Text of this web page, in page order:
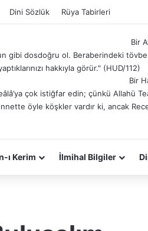
Dini Sözlük Rüya Tabirleri
Bir
gibi dosdoğru ol. Beraberindeki
hakkıyla görür." (HUD/112)
Bir
çok istiğfar edin; çünkü Allahü
öyle köşkler vardır ki, ancak
ı Kerim İlmihal Bilgiler